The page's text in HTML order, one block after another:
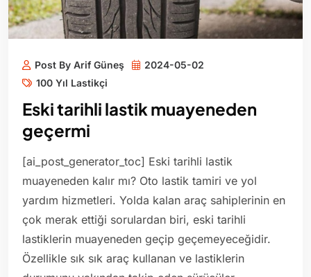
Post By Arif Güneş
2024-05-02
100 Yıl Lastikçi
Eski tarihli lastik muayeneden
geçermi
[ai_post_generator_toc] Eski tarihli lastik
muayeneden kalır mı? Oto lastik tamiri ve yol
yardım hizmetleri. Yolda kalan araç sahiplerinin en
çok merak ettiği sorulardan biri, eski tarihli
lastiklerin muayeneden geçip geçemeyeceğidir.
Özellikle sık sık araç kullanan ve lastiklerin